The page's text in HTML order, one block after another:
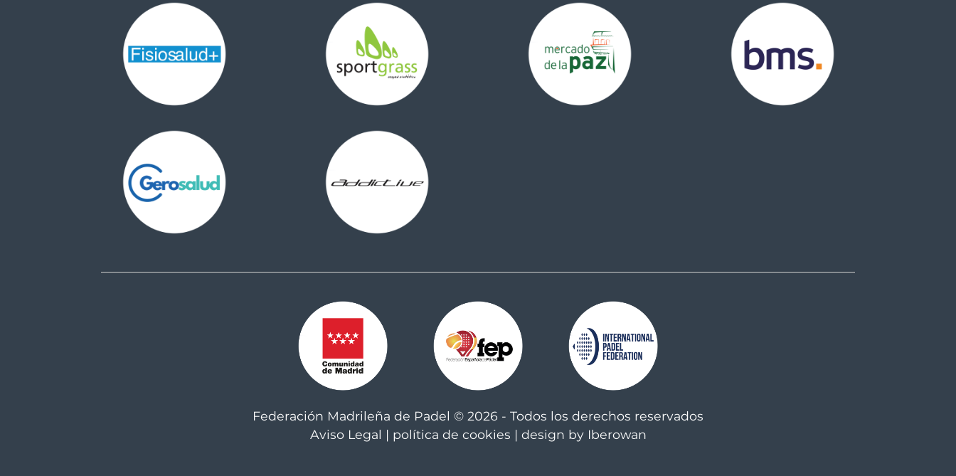
Federación Madrileña de Padel © 2026 - Todos los derechos reservados
Aviso Legal | política de cookies | design by Iberowan